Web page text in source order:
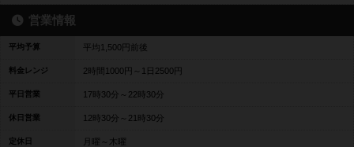
営業情報
平均予算 平均1,500円前後
料金レンジ 2時間1000円～1日2500円
平日営業 17時30分～22時30分
休日営業 12時30分～21時30分
定休日 月曜～木曜